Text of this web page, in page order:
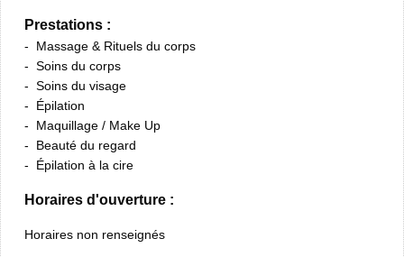
Prestations :
Massage & Rituels du corps
Soins du corps
Soins du visage
Épilation
Maquillage / Make Up
Beauté du regard
Épilation à la cire
Horaires d'ouverture :
Horaires non renseignés